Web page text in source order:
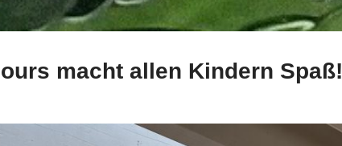
macht allen Kindern Spaß!